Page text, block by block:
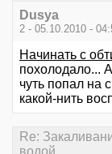
Dusya
2 - 05.10.2010 -
Начинать с
похолодало...
чуть попал на
какой-нить
Re: